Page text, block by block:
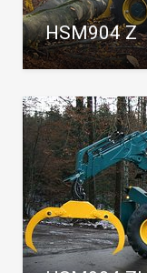
HSM904 Z